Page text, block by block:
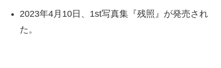
2023年4月10日、1st写真集『残照』が発売され
た。